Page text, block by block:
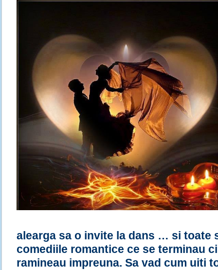
alearga sa o invite la dans … si toate
comediile romantice ce se terminau
ramineau impreuna. Sa vad cum uiti